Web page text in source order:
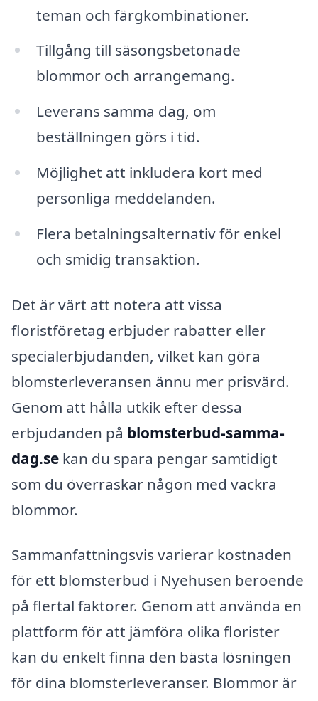
teman och färgkombinationer.
Tillgång till säsongsbetonade
blommor och arrangemang.
Leverans samma dag, om
beställningen görs i tid.
Möjlighet att inkludera kort med
personliga meddelanden.
Flera betalningsalternativ för enkel
och smidig transaktion.
Det är värt att notera att vissa
floristföretag erbjuder rabatter eller
specialerbjudanden, vilket kan göra
blomsterleveransen ännu mer prisvärd.
Genom att hålla utkik efter dessa
erbjudanden på blomsterbud-samma-
dag.se kan du spara pengar samtidigt
som du överraskar någon med vackra
blommor.
Sammanfattningsvis varierar kostnaden
för ett blomsterbud i Nyehusen beroende
på flertal faktorer. Genom att använda en
plattform för att jämföra olika florister
kan du enkelt finna den bästa lösningen
för dina blomsterleveranser. Blommor är